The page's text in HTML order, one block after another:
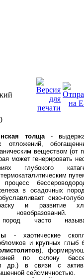
толща-
отложений,
веществом (от n
может генерировать
глубокого
в осадочных
сизо-
и развитие
пород часто
- хаотические
и крупных глыб
),
по склону
и др.) в связи с
сейсмичностью.